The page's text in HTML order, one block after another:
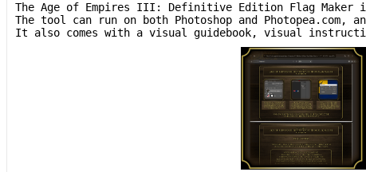
The Age of Empires III: Definitive Edition Flag
The tool can run on both Photoshop and
It also comes with a visual guidebook, visual